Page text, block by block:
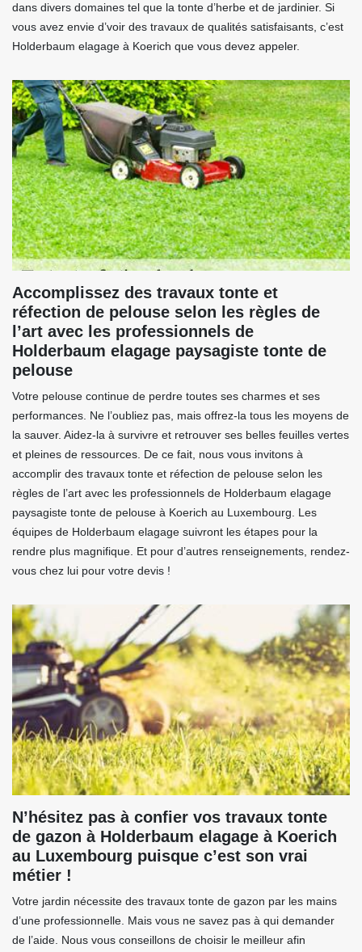
dans divers domaines tel que la tonte d’herbe et de jardinier. Si
vous avez envie d’voir des travaux de qualités satisfaisants, c’est
Holderbaum elagage à Koerich que vous devez appeler.
Accomplissez des travaux tonte et
réfection de pelouse selon les règles de
l’art avec les professionnels de
Holderbaum elagage paysagiste tonte de
pelouse
Votre pelouse continue de perdre toutes ses charmes et ses
performances. Ne l’oubliez pas, mais offrez-la tous les moyens de
la sauver. Aidez-la à survivre et retrouver ses belles feuilles vertes
et pleines de ressources. De ce fait, nous vous invitons à
accomplir des travaux tonte et réfection de pelouse selon les
règles de l’art avec les professionnels de Holderbaum elagage
paysagiste tonte de pelouse à Koerich au Luxembourg. Les
équipes de Holderbaum elagage suivront les étapes pour la
rendre plus magnifique. Et pour d’autres renseignements, rendez-
vous chez lui pour votre devis !
N’hésitez pas à confier vos travaux tonte
de gazon à Holderbaum elagage à Koerich
au Luxembourg puisque c’est son vrai
métier !
Votre jardin nécessite des travaux tonte de gazon par les mains
d’une professionnelle. Mais vous ne savez pas à qui demander
de l’aide. Nous vous conseillons de choisir le meilleur afin